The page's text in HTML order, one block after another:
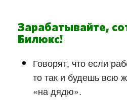
Зарабатывайте,
Билюкс!
Говорят, что если
то так и будешь всю
«на дядю».